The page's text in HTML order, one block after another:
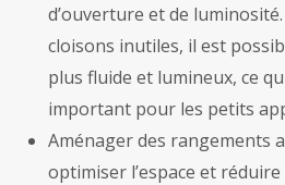
d’ouverture et de
cloisons inutiles, il est
plus fluide et lumineux, ce
important pour les petits
Aménager des rangements
optimiser l’espace et